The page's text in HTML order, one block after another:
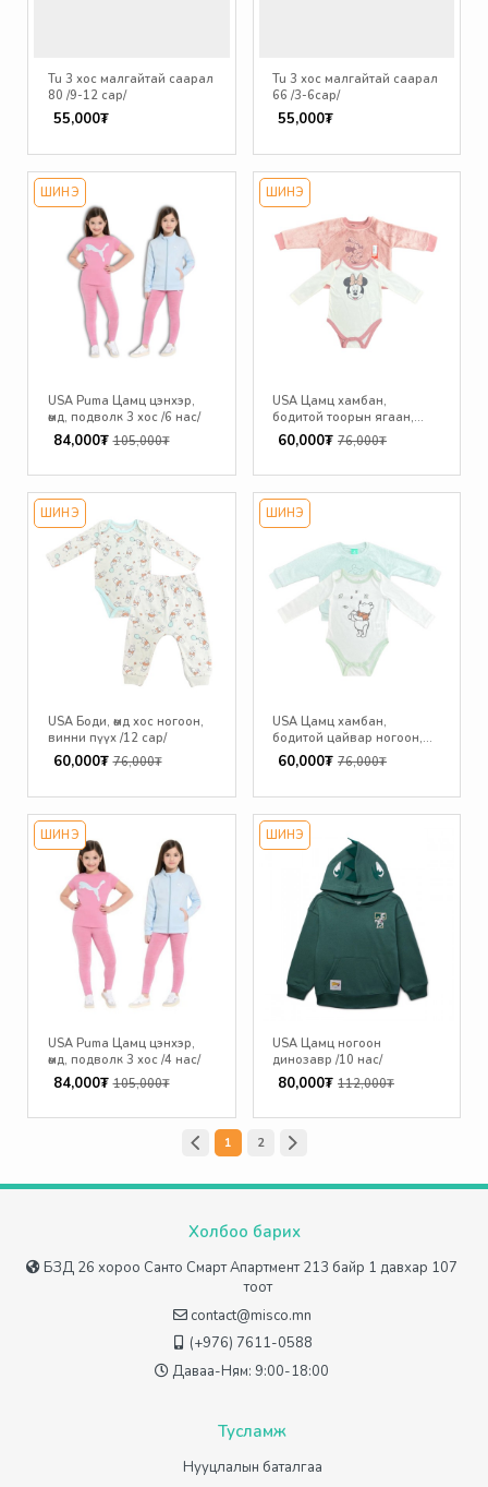
Tu 3 хос малгайтай саарал
80 /9-12 сар/
55,000₮
Tu 3 хос малгайтай саарал
66 /3-6сар/
55,000₮
ШИНЭ
USA Puma Цамц цэнхэр,
өмд, подволк 3 хос /6 нас/
84,000₮ 105,000₮
ШИНЭ
USA Цамц хамбан,
бодитой тоорын ягаан,
микки /12 сар/
60,000₮ 76,000₮
ШИНЭ
USA Боди, өмд хос ногоон,
винни пүүх /12 сар/
60,000₮ 76,000₮
ШИНЭ
USA Цамц хамбан,
бодитой цайвар ногоон,
винни пүүх /12 сар/
60,000₮ 76,000₮
ШИНЭ
USA Puma Цамц цэнхэр,
өмд, подволк 3 хос /4 нас/
84,000₮ 105,000₮
ШИНЭ
USA Цамц ногоон
динозавр /10 нас/
80,000₮ 112,000₮
1 2
Холбоо барих
БЗД 26 хороо Санто Смарт Апартмент 213 байр 1 давхар 107
тоот
contact@misco.mn
(+976) 7611-0588
Даваа-Ням: 9:00-18:00
Тусламж
Нууцлалын баталгаа